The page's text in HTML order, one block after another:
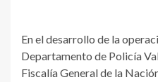
En el desarrollo de la
Departamento de Policía
Fiscalía General de la